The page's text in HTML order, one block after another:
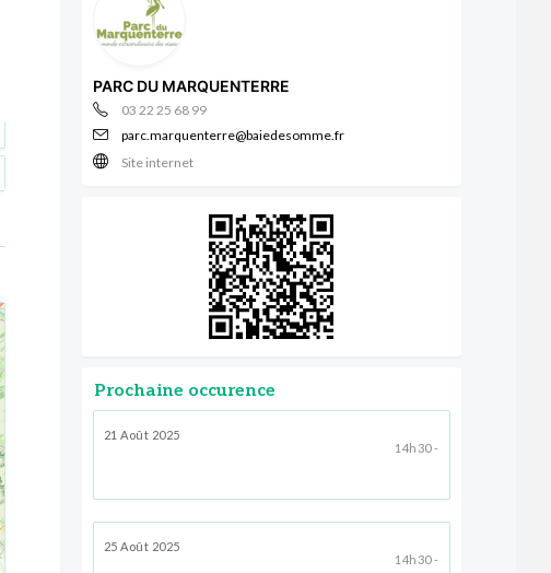
PARC DU MARQUENTERRE
03 22 25 68 99
parc.marquenterre@baiedesomme.fr
Site internet
Prochaine occurence
21 Août 2025
14h30 -
25 Août 2025
14h30 -